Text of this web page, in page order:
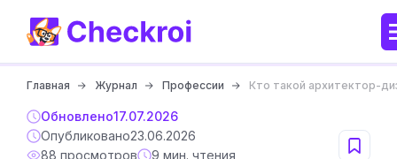
Главная Журнал Профессии Кто такой архитектор-
Обновлено17.07.2026
Опубликовано23.06.2026
88 просмотров
9 мин. чтения